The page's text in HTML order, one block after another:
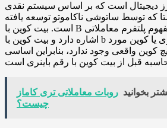
دیجیتال است که بر اساس سیستم نقدی
که توسط ساتوشی ناکاموتو توسعه یافته
است. بیت کوین با B سرمایه به سیستم و مفهوم پلتفرم معاملاتی
اشاره دارد و بیت کوین با b کوچک به کوین مجازی یا کوین مورد
کوین واقعی وجود ندارد، بنابراین اساسی
بخوانید روبات معاملاتی تری کاماز (3Commas)
چیست؟